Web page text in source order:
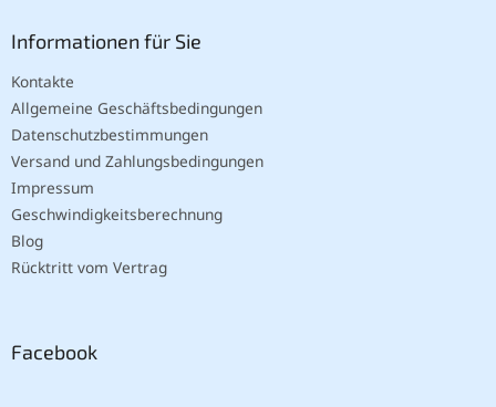
Informationen für Sie
Kontakte
Allgemeine Geschäftsbedingungen
Datenschutzbestimmungen
Versand und Zahlungsbedingungen
Impressum
Geschwindigkeitsberechnung
Blog
Rücktritt vom Vertrag
Facebook